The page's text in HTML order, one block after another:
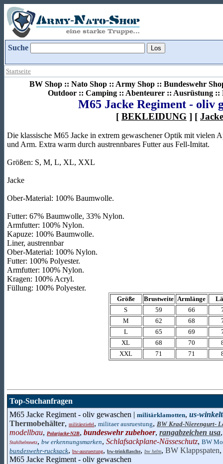
Suche
Startseite
BW Shop :: Nato Shop :: Army Shop :: Bundeswehr
Outdoor :: Camping :: Abenteurer :: Ausrüstung ::
M65 Jacke Regiment - oliv
[ BEKLEIDUNG ] [
Die klassische M65 Jacke in extrem gewaschener Optik mit vielen
und Arm. Extra warm durch austrennbares Futter aus Fell-Imitat.
Größen: S, M, L, XL, XXL
Jacke
Ober-Material: 100% Baumwolle.
Futter: 67% Baumwolle, 33% Nylon.
Armfutter: 100% Nylon.
Kapuze: 100% Baumwolle.
Liner, austrennbar
Ober-Material: 100% Nylon.
Futter: 100% Polyester.
Armfutter: 100% Nylon.
Kragen: 100% Acryl.
Füllung: 100% Polyester.
Größe Brustweite Armlänge
S
59 66
M
62 68
L
65 69
XL
68 70
XXL
71 71
Top-Suchanfragen
M65 Jacke Regiment - oliv gewaschen | militärklamotten, us-
Thermobehälter, militärstiefel, militaer ausruestung, BW Krad-Nierengurt-
modellbau, Polarjacke-N2B, bundeswehr zubehoer, rangabzeichen usa
Stahlhelmnetz, bw erkennungsmarken, Schlafsackplane-Nässeschutz, BW
bundeswehr-rucksack, bw-ausruestung, bw-trinkflasche, bw helm, BW Klappspaten,
M65 Jacke Regiment - oliv gewaschen